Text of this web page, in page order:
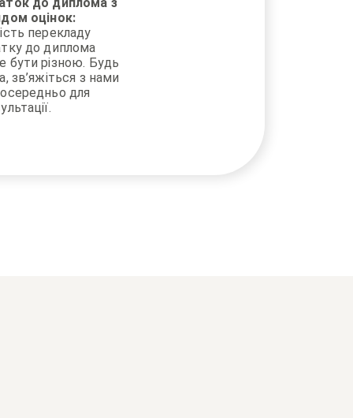
оцінок:
перекладу
до диплома
бути різною. Будь
зв’яжіться з нами
для